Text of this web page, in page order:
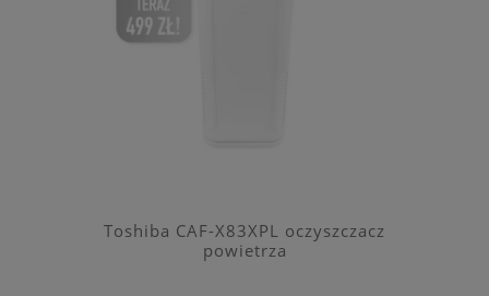
Toshiba CAF-X83XPL oczyszczacz
powietrza